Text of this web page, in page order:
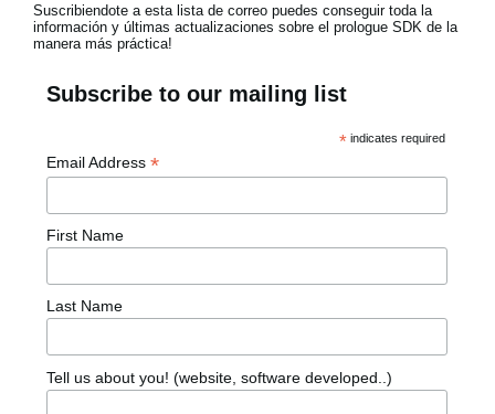
Suscribiendote a esta lista de correo puedes conseguir toda la
información y últimas actualizaciones sobre el prologue SDK de la
manera más práctica!
Subscribe to our mailing list
*indicates required
Email Address *
First Name
Last Name
Tell us about you! (website, software developed..)